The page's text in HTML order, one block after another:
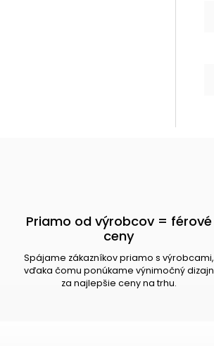
Priamo od výrobcov = férové
ceny
Spájame zákazníkov priamo s výrobcami,
vďaka čomu ponúkame výnimočný dizajn
za najlepšie ceny na trhu.